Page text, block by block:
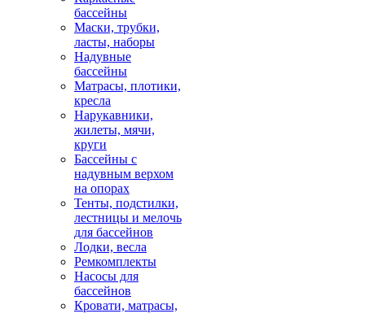
бассейны
Маски, трубки,
ласты, наборы
Надувные
бассейны
Матрасы, плотики,
кресла
Нарукавники,
жилеты, мячи,
круги
Бассейны с
надувным верхом
на опорах
Тенты, подстилки,
лестницы и мелочь
для бассейнов
Лодки, весла
Ремкомплекты
Насосы для
бассейнов
Кровати, матрасы,